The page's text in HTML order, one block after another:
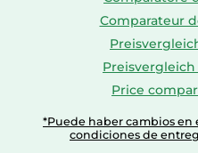
Comparateur
Price
*Puede haber cambios en
condiciones de